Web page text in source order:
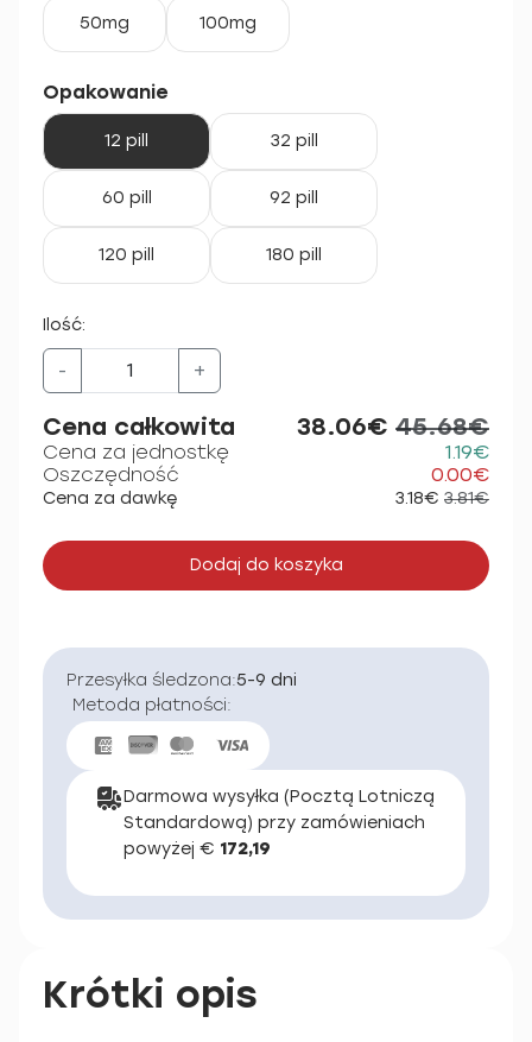
50mg 100mg
Opakowanie
12 pill 32 pill
60 pill 92 pill
120 pill 180 pill
Ilość:
- +
Cena całkowita 38.06€ 45.68€
Cena za jednostkę
1.19€
Oszczędność
0.00€
Cena za dawkę 3.18€ 3.81€
Dodaj do koszyka
Przesyłka śledzona:5-9 dni
Metoda płatności:
Darmowa wysyłka (Pocztą Lotniczą
Standardową) przy zamówieniach
powyżej € 172,19
Krótki opis